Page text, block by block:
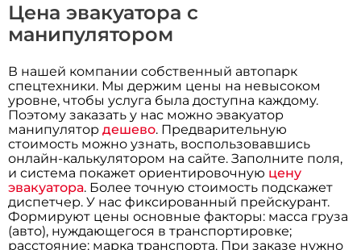
Цена эвакуатора с
манипулятором
В нашей компании собственный автопарк
спецтехники. Мы держим цены на невысоком
уровне, чтобы услуга была доступна каждому.
Поэтому заказать у нас можно эвакуатор
манипулятордешево. Предварительную
стоимость можно узнать, воспользовавшись
онлайн-калькулятором на сайте. Заполните поля,
и система покажет ориентировочную цену
эвакуатора. Более точную стоимость подскажет
диспетчер. У нас фиксированный прейскурант.
Формируют цены основные факторы: масса груза
(авто), нуждающегося в транспортировке;
расстояние; марка транспорта. При заказе нужно